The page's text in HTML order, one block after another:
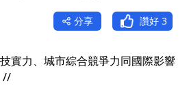
分享 讚好 3
實力、城市綜合競爭力同國際影響
//